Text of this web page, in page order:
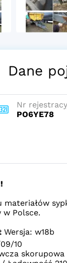
Dane
Nr
PO6YE78
materiałów
Polsce.
Wersja: w18b
10
skorupowa